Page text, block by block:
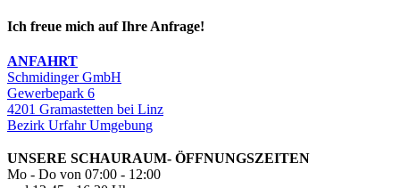
Ich freue mich auf Ihre Anfrage!
ANFAHRT
Schmidinger GmbH
Gewerbepark 6
4201 Gramastetten bei Linz
Bezirk Urfahr Umgebung
UNSERE SCHAURAUM- ÖFFNUNGSZEITEN
Mo - Do von 07:00 - 12:00